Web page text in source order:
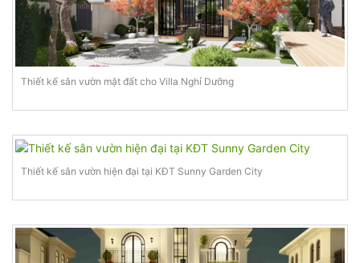
Thiết kế sân vườn mặt đất cho Villa Nghỉ Dưỡng
Thiết kế sân vườn hiện đại tại KĐT Sunny Garden City